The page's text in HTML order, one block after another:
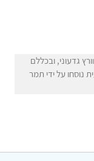
גדעוני, ובכללם
נוסחו על ידי תמר